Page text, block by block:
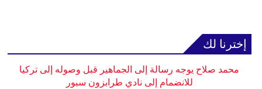
إخترنا لك
محمد صلاح يوجه رسالة إلى الجماهير قبل وصوله إلى تركيا
للانضمام إلى نادي طرابزون سبور